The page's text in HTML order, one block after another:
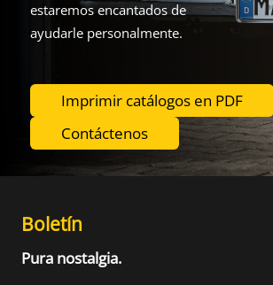
estaremos encantados de
ayudarle personalmente.
Imprimir catálogos en PDF
Contáctenos
Boletín
Pura nostalgia.